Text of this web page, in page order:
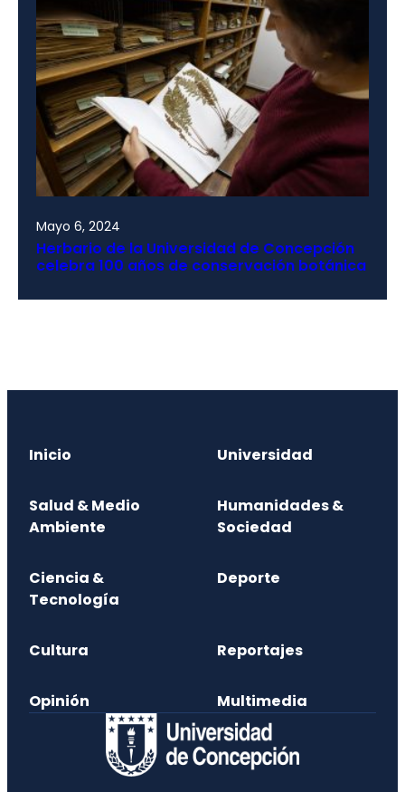
Mayo 6, 2024
Herbario de la Universidad de Concepción
celebra 100 años de conservación botánica
Inicio Universidad
Salud & Medio
Ambiente
Humanidades &
Sociedad
Ciencia &
Tecnología
Deporte
Cultura Reportajes
Opinión Multimedia